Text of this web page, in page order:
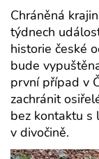
Chráněná
týdnech
historie české
bude
první případ v
zachránit
bez kontaktu s
v divočině.